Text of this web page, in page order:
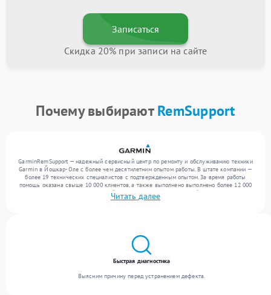
Записаться
Скидка 20% при записи на сайте
Почему выбираютRemSupport
GarminRemSupport — надежный сервисный центр по ремонту и обслуживанию техники
Garmin в Йошкар-Оле с более чем десятилетним опытом работы. В штате компании —
более 19 технических специалистов с подтвержденным опытом. За время работы
помощь оказана свыше 10 000 клиентов, а также выполнено выполнено более 12 000
ремонтов. Ежемесячно в сервисный центр поступает от 300 устройств, включая , , . Мы
работаем с широким спектром неисправностей и поддерживаем высокий стандарт
Читать далее
Быстрая диагностика
Выясним причину перед устранением дефекта.